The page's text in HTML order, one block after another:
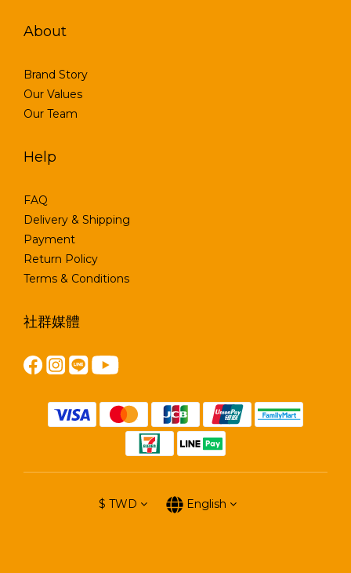
About
Brand Story
Our Values
Our Team
Help
FAQ
Delivery & Shipping
Payment
Return Policy
Terms & Conditions
社群媒體
$ TWD English